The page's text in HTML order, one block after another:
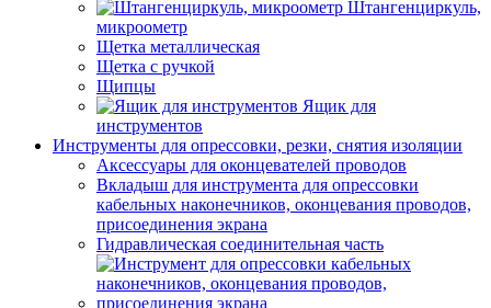
Штангенциркуль,
микроометр
Щетка металлическая
Щетка с ручкой
Щипцы
Ящик для
инструментов
Инструменты для опрессовки, резки, снятия изоляции
Аксессуары для оконцевателей проводов
Вкладыш для инструмента для опрессовки
кабельных наконечников, оконцевания проводов,
присоединения экрана
Гидравлическая соединительная часть